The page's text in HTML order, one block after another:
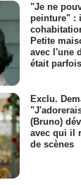
"Je ne
peinture" :
Petite
avec l'une
était
Exclu.
(Bruno)
avec qui il
de scènes